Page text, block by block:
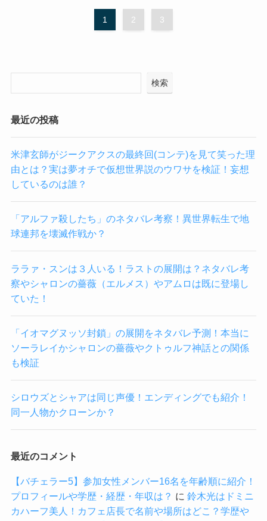
1 2 3
検索
最近の投稿
米津玄師がジークアクスの最終回(コンテ)を見て笑った理
由とは？実は夢オチで仮想世界説のウワサを検証！妄想
しているのは誰？
「アルファ殺したち」のネタバレ考察！異世界転生で地
球連邦を壊滅作戦か？
ララァ・スンは３人いる！ラストの展開は？ネタバレ考
察やシャロンの薔薇（エルメス）やアムロは既に登場し
ていた！
「イオマグヌッソ封鎖」の展開をネタバレ予測！本当に
ソーラレイかシャロンの薔薇やクトゥルフ神話との関係
も検証
シロウズとシャアは同じ声優！エンディングでも紹介！
同一人物かクローンか？
最近のコメント
【バチェラー5】参加女性メンバー16名を年齢順に紹介！
プロフィールや学歴・経歴・年収は？ に 鈴木光はドミニ
カハーフ美人！カフェ店長で名前や場所はどこ？学歴や